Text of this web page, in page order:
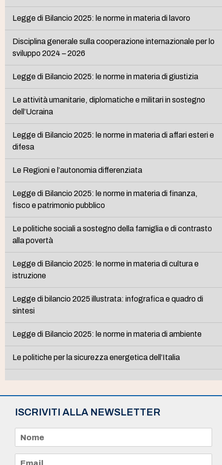
Legge di Bilancio 2025: le norme in materia di lavoro
Disciplina generale sulla cooperazione internazionale per lo
sviluppo 2024 – 2026
Legge di Bilancio 2025: le norme in materia di giustizia
Le attività umanitarie, diplomatiche e militari in sostegno
dell’Ucraina
Legge di Bilancio 2025: le norme in materia di affari esteri e
difesa
Le Regioni e l’autonomia differenziata
Legge di Bilancio 2025: le norme in materia di finanza,
fisco e patrimonio pubblico
Le politiche sociali a sostegno della famiglia e di contrasto
alla povertà
Legge di Bilancio 2025: le norme in materia di cultura e
istruzione
Legge di bilancio 2025 illustrata: infografica e quadro di
sintesi
Legge di Bilancio 2025: le norme in materia di ambiente
Le politiche per la sicurezza energetica dell’Italia
ISCRIVITI ALLA NEWSLETTER
m
e